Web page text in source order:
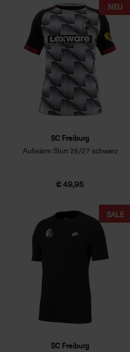
SC Freiburg
Aufwärm Shirt 26/27 schwarz
€ 49,95
NEU
SC Freiburg
SALE